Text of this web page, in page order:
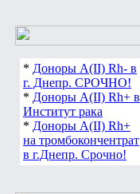
* Доноры А(ІІ) Rh- в
г. Днепр. СРОЧНО!
* Доноры А(ІІ) Rh+ в
Институт рака
* Доноры А(ІІ) Rh+
на тромбокончентрат
в г.Днепр. Срочно!